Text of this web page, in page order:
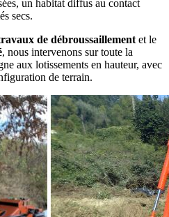
un habitat diffus au contact
secs.
de débroussaillement et le
, nous intervenons sur toute la
aux lotissements en hauteur, avec
de terrain.